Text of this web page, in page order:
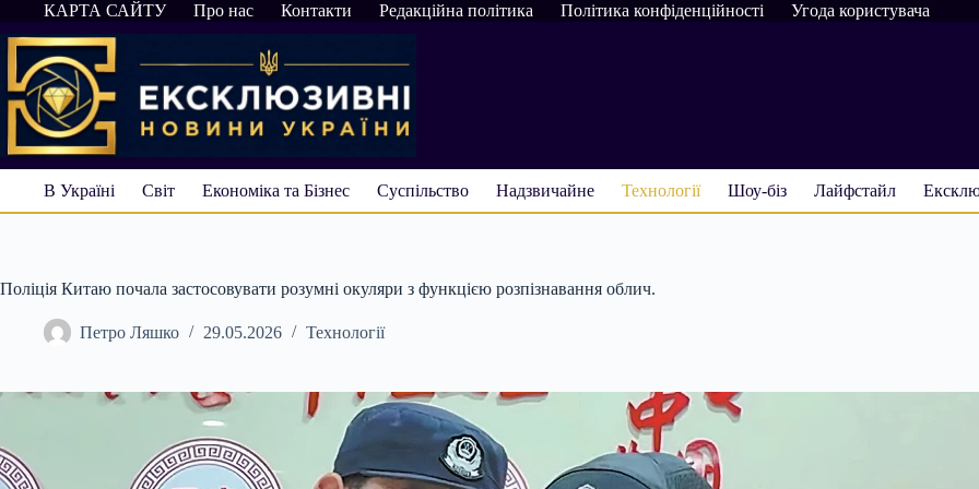
Перейти
до
вмісту
КАРТА САЙТУ Про нас Контакти Редакційна політика Політика конфіденційності Угода користувача
В Україні Світ Економіка та Бізнес Суспільство Надзвичайне Технології Шоу-біз Лайфстайл
Поліція Китаю почала застосовувати розумні окуляри з функцією розпізнавання облич.
Петро Ляшко 29.05.2026 Технології